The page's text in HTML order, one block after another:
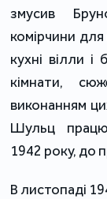
змусив
комірчини
кухні вілли
кімнати,
виконанням
Шульц
1942 року, до
В листопаді